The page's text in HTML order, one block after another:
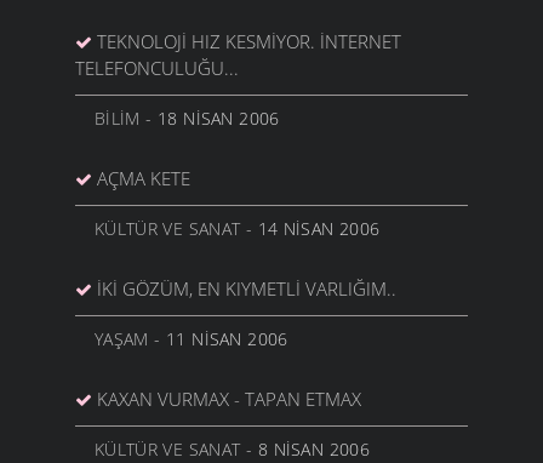
TEKNOLOJI HIZ KESMIYOR. İNTERNET
TELEFONCULUĞU...
BILIM - 18 NISAN 2006
AÇMA KETE
KÜLTÜR VE SANAT- 14 NISAN 2006
İKI GÖZÜM, EN KIYMETLI VARLIĞIM..
YAŞAM - 11 NISAN 2006
KAXAN VURMAX - TAPAN ETMAX
KÜLTÜR VE SANAT- 8 NISAN 2006